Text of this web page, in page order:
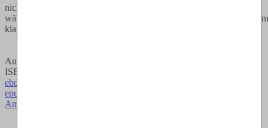
nicht verschicken. Wenn Sie trotzdem bei Amazon bestellen wollen,
wählen Sie bitte einen anderen Versandanbieter (z.B. epubli) aus,
klappt es auch über die Amazon Homepage.
Auch als ebook erhältlich.
ISBN: 978-3-7450-2028-1
ebook bei
epubli kaufen (Link hier klicken)
Amazon (Link hier klicken)